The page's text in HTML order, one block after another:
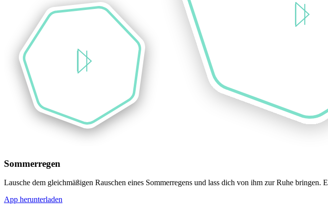
Sommerregen
Lausche dem gleichmäßigen Rauschen eines Sommerregens und lass dich von ihm zur Ruhe bringen.
App herunterladen